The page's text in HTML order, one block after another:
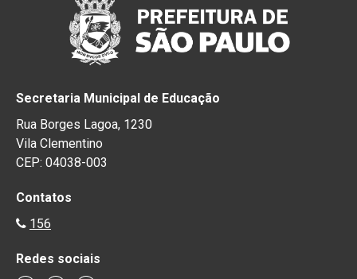
Secretaria Municipal de Educação
Rua Borges Lagoa, 1230
Vila Clementino
CEP: 04038-003
Contatos
156
Redes sociais